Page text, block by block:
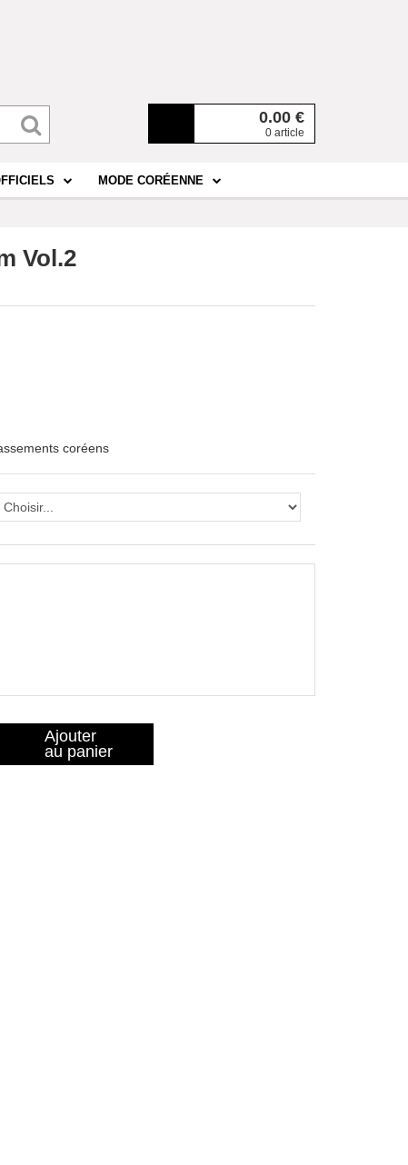
0.00 €
0 article
MODE CORÉENNE
Vol.2
coréens
Ajouter
au panier